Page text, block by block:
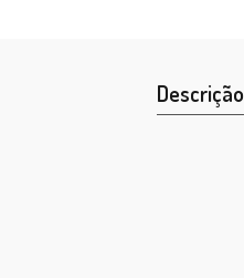
Descrição